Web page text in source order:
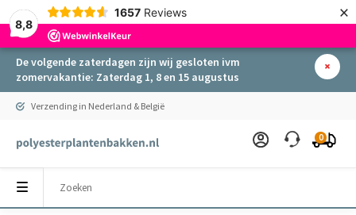
8,8
1657 Reviews ×
De volgende zaterdagen zijn wij gesloten ivm
zomervakantie: Zaterdag 1, 8 en 15 augustus
Verzending in Nederland & België
0